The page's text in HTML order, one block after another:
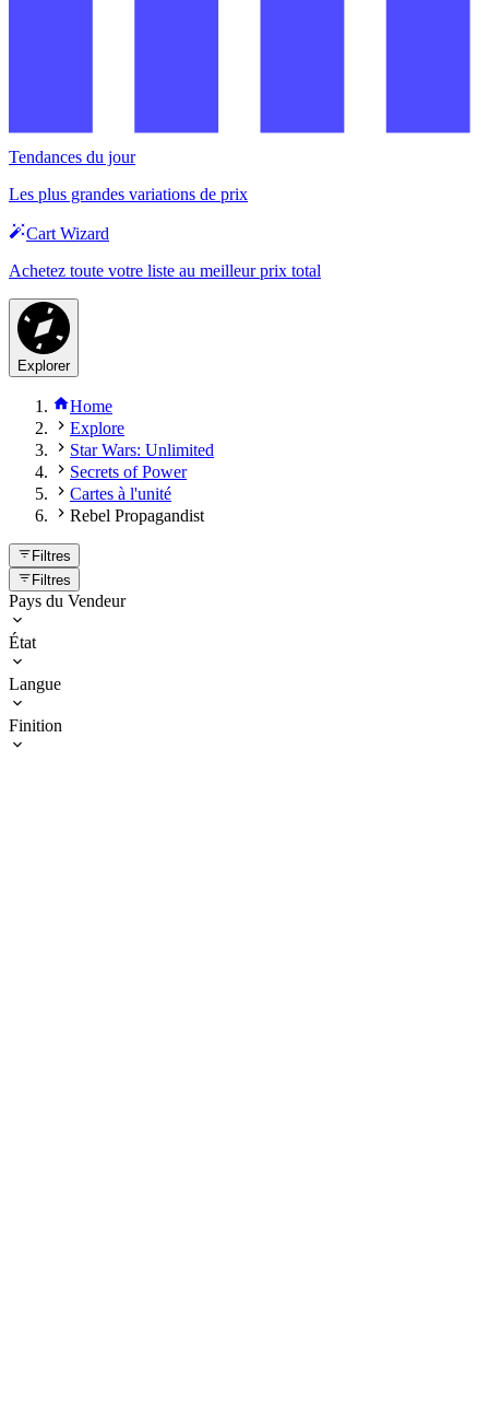
Tendances du jour
Les plus grandes variations de prix
Cart Wizard
Achetez toute votre liste au meilleur prix total
Explorer
Home
Explore
Star Wars: Unlimited
Secrets of Power
Cartes à l'unité
Rebel Propagandist
Filtres
Filtres
Pays du Vendeur
État
Langue
Finition